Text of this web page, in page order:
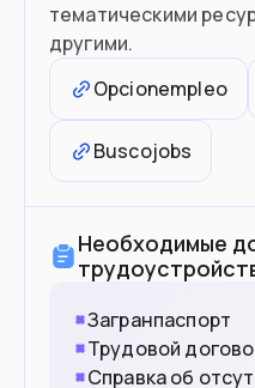
тематическими
другими.
Opcionempleo
Buscojobs
Необходимые
Загранпаспорт
Трудовой
Справка об